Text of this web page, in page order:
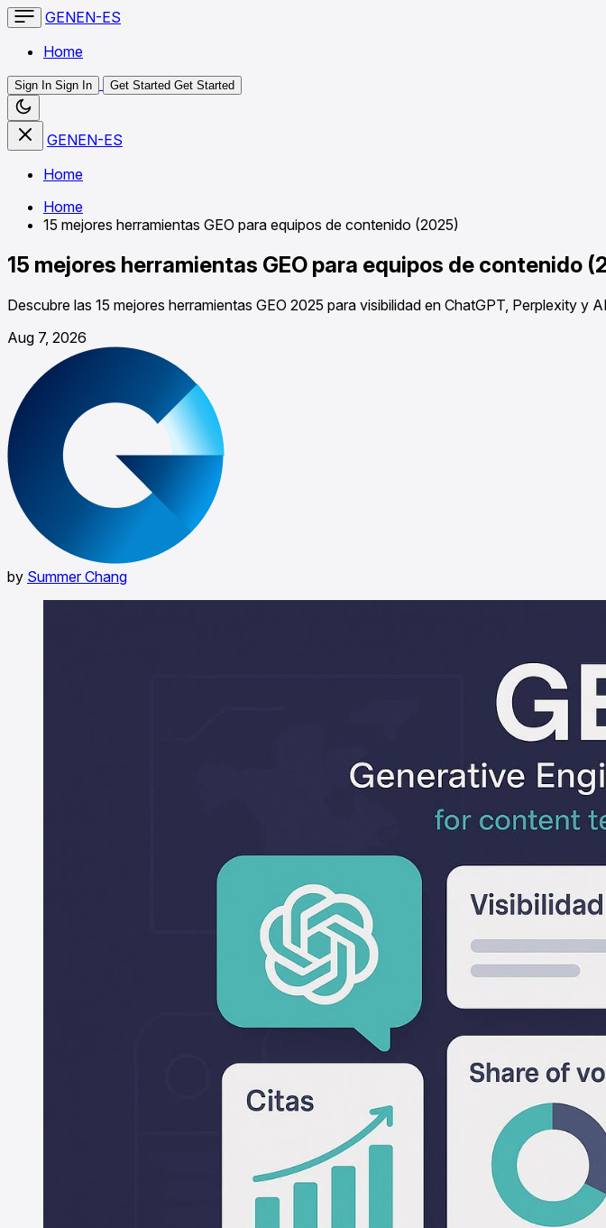
GENEN-ES
Home
Sign In Sign In Get Started Get Started
GENEN-ES
Home
Home
15 mejores herramientas GEO para equipos de contenido (2025)
15 mejores herramientas GEO para equipos de contenido
Descubre las 15 mejores herramientas GEO 2025 para visibilidad en ChatGPT, Perplexity y
Aug 7, 2026
by Summer Chang